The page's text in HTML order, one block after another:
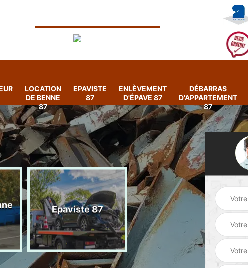
LOCATION
DE BENNE
87
EPAVISTE
87
ENLÈVEMENT
D'ÉPAVE 87
DÉBARRAS
D'APPARTEMENT
87
Epaviste 87
Enlèvement
d'épave 87